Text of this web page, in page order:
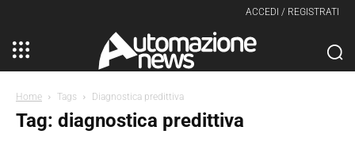
ACCEDI / REGISTRATI
Home Tags Diagnostica predittiva
Tag: diagnostica predittiva